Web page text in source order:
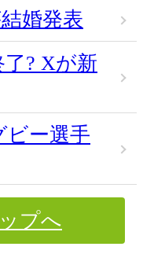
婚発表
? Xが新
ビー選手
プへ